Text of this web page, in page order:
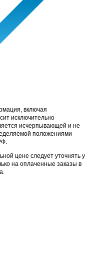
включая
исключительно
исчерпывающей и не
положениями
цене следует уточнять у
на оплаченные заказы в